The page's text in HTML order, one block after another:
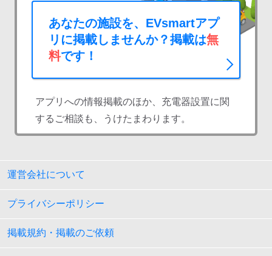
あなたの施設を、EVsmartアプ
リに掲載しませんか？掲載は無
料です！
アプリへの情報掲載のほか、充電器設置に関
するご相談も、うけたまわります。
運営会社について
プライバシーポリシー
掲載規約・掲載のご依頼